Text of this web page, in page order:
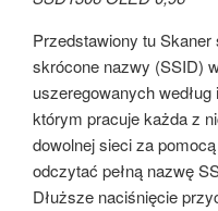
Przedstawiony tu
skrócone nazwy (SSID)
uszeregowanych
którym pracuje każda z
dowolnej sieci za
odczytać pełną nazwę
Dłuższe naciśnięcie